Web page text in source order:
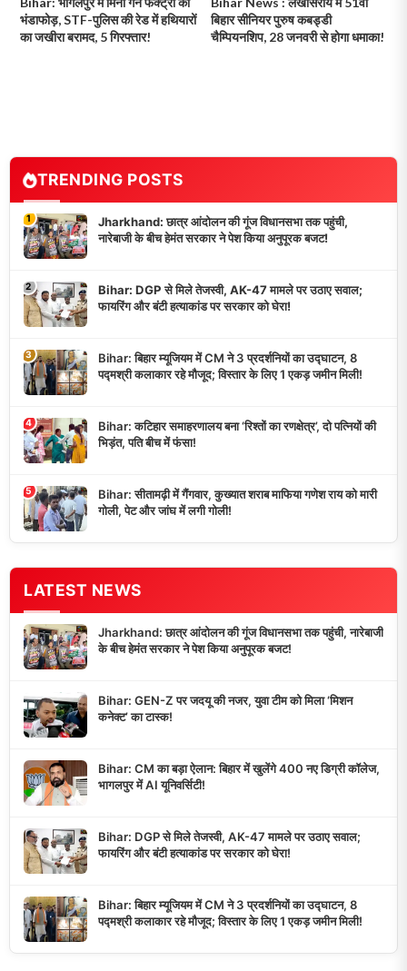
भंडाफोड़, STF-पुलिस की रेड में हथियारों
का जखीरा बरामद, 5 गिरफ्तार!
बिहार सीनियर पुरुष कबड्डी
चैम्पियनशिप, 28 जनवरी से होगा धमाका!
TRENDING POSTS
1
Jharkhand: छात्र आंदोलन की गूंज विधानसभा तक पहुंची,
नारेबाजी के बीच हेमंत सरकार ने पेश किया अनुपूरक बजट!
2
Bihar: DGP से मिले तेजस्वी, AK-47 मामले पर उठाए सवाल;
फायरिंग और बंटी हत्याकांड पर सरकार को घेरा!
3
Bihar: बिहार म्यूजियम में CM ने 3 प्रदर्शनियों का उद्घाटन, 8
पद्मश्री कलाकार रहे मौजूद; विस्तार के लिए 1 एकड़ जमीन मिली!
4
Bihar: कटिहार समाहरणालय बना ‘रिश्तों का रणक्षेत्र’, दो पत्नियों की
भिड़ंत, पति बीच में फंसा!
5
Bihar: सीतामढ़ी में गैंगवार, कुख्यात शराब माफिया गणेश राय को मारी
गोली, पेट और जांघ में लगी गोली!
LATEST NEWS
Jharkhand: छात्र आंदोलन की गूंज विधानसभा तक पहुंची, नारेबाजी
के बीच हेमंत सरकार ने पेश किया अनुपूरक बजट!
Bihar: GEN-Z पर जदयू की नजर, युवा टीम को मिला ‘मिशन
कनेक्ट’ का टास्क!
Bihar: CM का बड़ा ऐलान: बिहार में खुलेंगे 400 नए डिग्री कॉलेज,
भागलपुर में AI यूनिवर्सिटी!
Bihar: DGP से मिले तेजस्वी, AK-47 मामले पर उठाए सवाल;
फायरिंग और बंटी हत्याकांड पर सरकार को घेरा!
Bihar: बिहार म्यूजियम में CM ने 3 प्रदर्शनियों का उद्घाटन, 8
पद्मश्री कलाकार रहे मौजूद; विस्तार के लिए 1 एकड़ जमीन मिली!